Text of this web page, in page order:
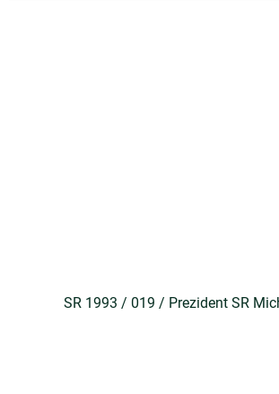
SR 1993 / 019 / Prezident SR